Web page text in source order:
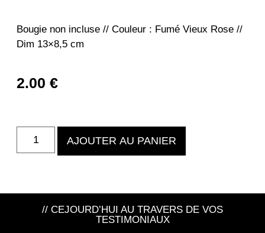
Bougie non incluse // Couleur : Fumé Vieux Rose //
Dim 13×8,5 cm
2.00 €
AJOUTER AU PANIER
// CEJOURD’HUI AU TRAVERS DE VOS
TESTIMONIAUX